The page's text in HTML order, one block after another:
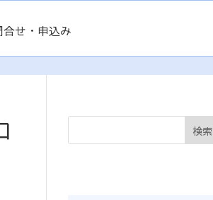
合せ・申込み
検索